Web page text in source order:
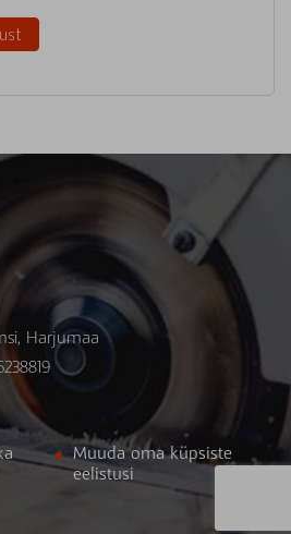
Harjumaa
Muuda oma küpsiste
eelistusi